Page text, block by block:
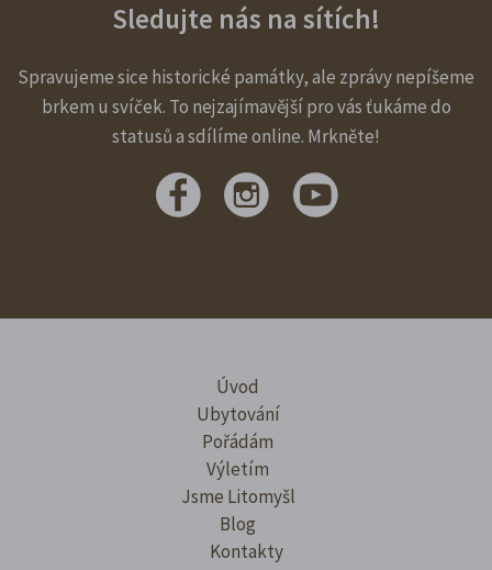
Sledujte nás na sítích!
Spravujeme sice historické památky, ale zprávy nepíšeme
brkem u svíček. To nejzajímavější pro vás ťukáme do
statusů a sdílíme online. Mrkněte!
Úvod
Ubytování
Pořádám
Výletím
Jsme Litomyšl
Blog
Kontakty